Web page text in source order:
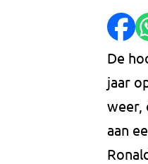
De
jaar
weer,
aan